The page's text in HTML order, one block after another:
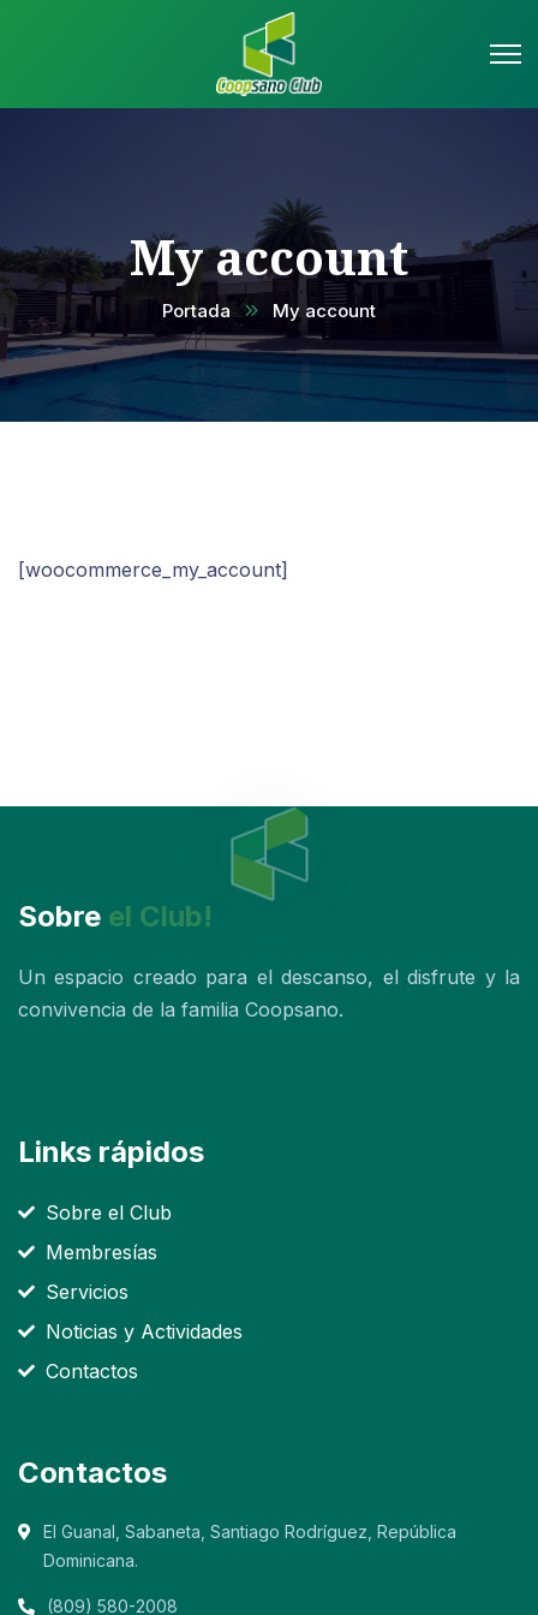
My account
Portada My account
[woocommerce_my_account]
Sobre el Club!
Un espacio creado para el descanso, el disfrute y la
convivencia de la familia Coopsano.
Links rápidos
Sobre el Club
Membresías
Servicios
Noticias y Actividades
Contactos
Contactos
El Guanal, Sabaneta, Santiago Rodríguez, República
Dominicana.
(809) 580-2008